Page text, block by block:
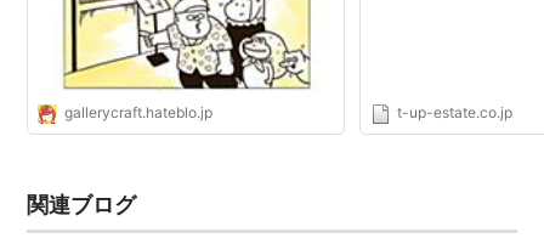
gallerycraft.hateblo.jp t-up-estate.co.jp
関連ブログ